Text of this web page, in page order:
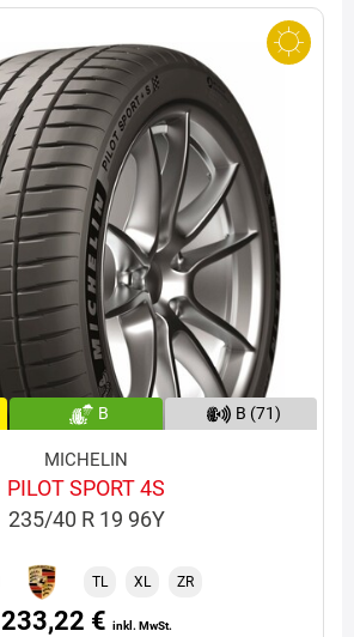
B B (71)
MICHELIN
PILOT SPORT 4S
235/40 R 19 96Y
TL XL ZR
233,22 € inkl. MwSt.